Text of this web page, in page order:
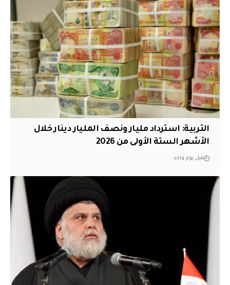
التربية: استرداد مليار ونصف المليار دينار خلال
الأشهر الستة الأولى من 2026
قبل يوم واحد